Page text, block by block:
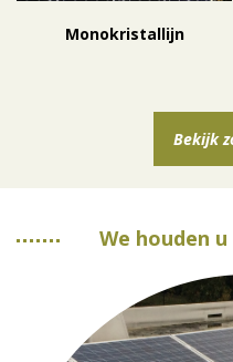
Monokristallijn
Bekijk
We houden